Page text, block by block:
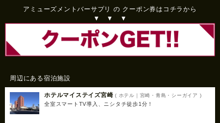
アミューズメントバーサプリ の クーポン券はコチラから
▼ ▼ ▼
周辺にある宿泊施設
ホテルマイステイズ宮崎 ( ホテル｜宮崎・青島・シーガイア )
全室スマートTV導入、ニシタチ徒歩1分！